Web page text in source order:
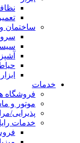
ساختمان
خدمات
فروشگاه
موتور و
پذیرایی/
خدمات